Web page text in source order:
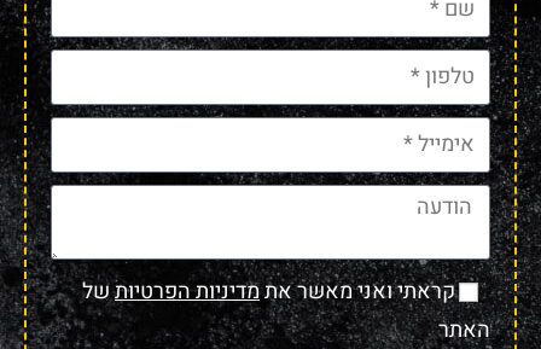
קראתי ואני מאשר אתמדיניות הפרטיותשל
האתר